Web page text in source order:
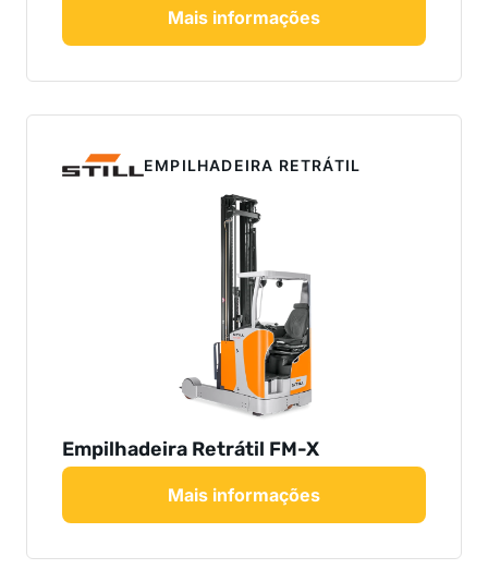
Mais informações
EMPILHADEIRA RETRÁTIL
Empilhadeira Retrátil FM-X
Mais informações